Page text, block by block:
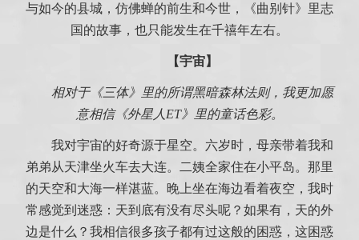
与如今的县城，仿佛蝉的前生和今世，《曲别针》里志
国的故事，也只能发生在千禧年左右。
【宇宙】
相对于《三体》里的所谓黑暗森林法则，我更加愿
意相信《外星人ET》里的童话色彩。
我对宇宙的好奇源于星空。六岁时，母亲带着我和
弟弟从天津坐火车去大连。二姨全家住在小平岛。那里
的天空和大海一样湛蓝。晚上坐在海边看着夜空，我时
常感觉到迷惑：天到底有没有尽头呢？如果有，天的外
边是什么？我相信很多孩子都有过这般的困惑，这困惑